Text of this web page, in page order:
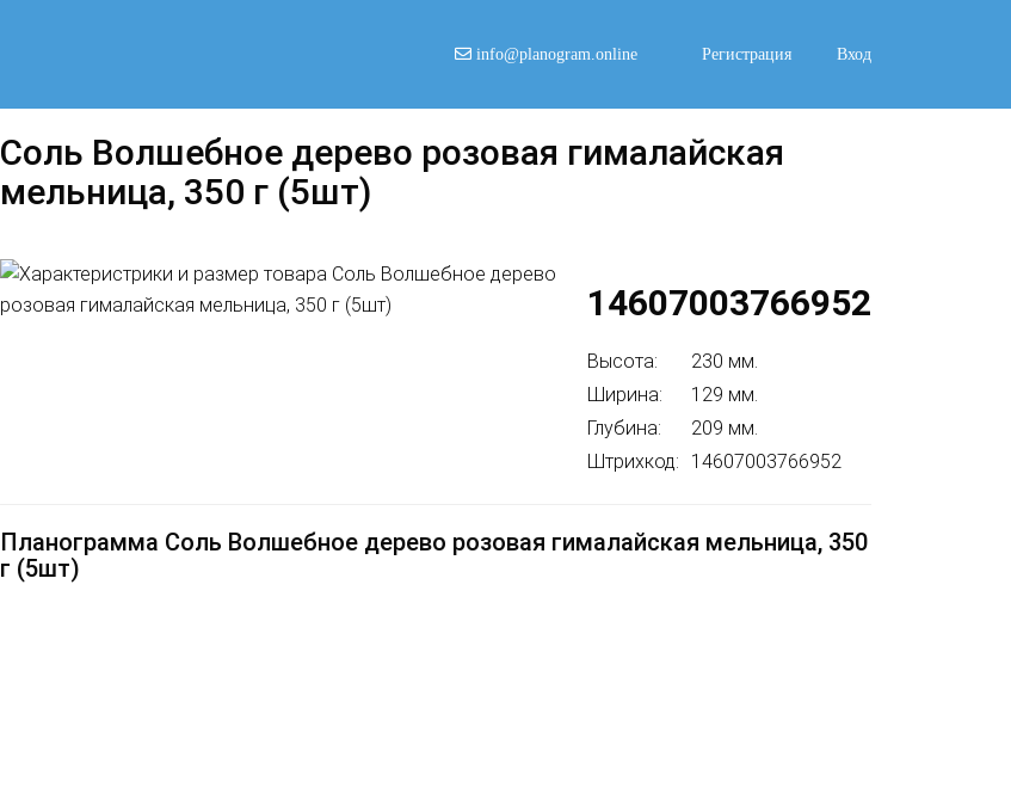
info@planogram.online Регистрация Вход
Соль Волшебное дерево розовая гималайская
мельница, 350 г (5шт)
14607003766952
Высота:
230 мм.
Ширина:
129 мм.
Глубина:
209 мм.
Штрихкод:
14607003766952
Планограмма Соль Волшебное дерево розовая гималайская мельница, 350
г (5шт)